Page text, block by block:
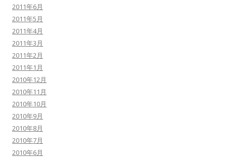
2011年6月
2011年5月
2011年4月
2011年3月
2011年2月
2011年1月
2010年12月
2010年11月
2010年10月
2010年9月
2010年8月
2010年7月
2010年6月